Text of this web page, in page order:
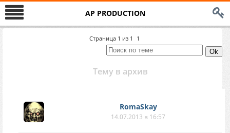
AP PRODUCTION
Страница 1 из 1 1
Тему в архив
RomaSkay
14.07.2013 в 16:57